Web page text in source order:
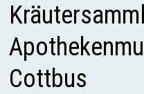
Cottbus